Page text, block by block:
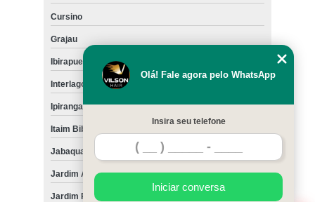
Cursino
Grajau
Ibirapuera
Interlagos
Ipiranga
Itaim Bibi
Jabaquara
Jardim América
Jardim Paulista
Olá! Fale agora pelo WhatsApp
Insira seu telefone
Iniciar conversa